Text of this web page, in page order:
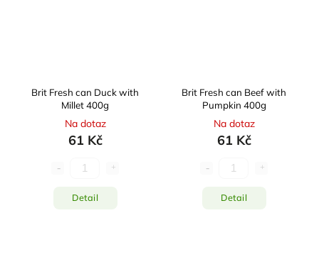
Brit Fresh can Duck with
Millet 400g
Na dotaz
61 Kč
Detail
Brit Fresh can Beef with
Pumpkin 400g
Na dotaz
61 Kč
Detail